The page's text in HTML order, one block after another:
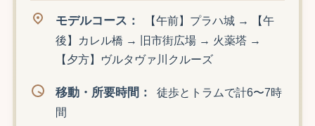
モデルコース：
【午前】プラハ城 → 【午
後】カレル橋 → 旧市街広場 → 火薬塔 →
【夕方】ヴルタヴァ川クルーズ
移動・所要時間：
徒歩とトラムで計6〜7時
間